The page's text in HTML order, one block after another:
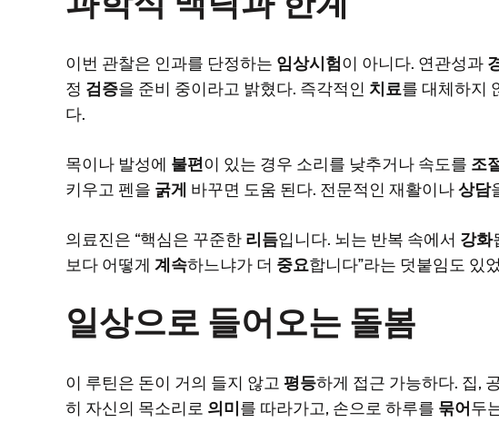
이번 관찰은 인과를 단정하는 임상시험이 아니다. 연관성과
정 검증을 준비 중이라고 밝혔다. 즉각적인 치료를 대체하지
다.
목이나 발성에 불편이 있는 경우 소리를 낮추거나 속도를 조
키우고 펜을 굵게 바꾸면 도움 된다. 전문적인 재활이나상담
의료진은 “핵심은 꾸준한 리듬입니다. 뇌는 반복 속에서 강화
보다 어떻게 계속하느냐가 더 중요합니다”라는 덧붙임도 있
일상으로 들어오는 돌봄
이 루틴은 돈이 거의 들지 않고 평등하게 접근 가능하다. 집,
히 자신의 목소리로 의미를 따라가고, 손으로 하루를 묶어두